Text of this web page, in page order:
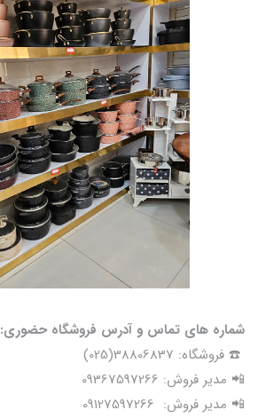
شماره های تماس و آدرس فروشگاه حضوری:
☎️ فروشگاه: 38806837(025)
📲 مدیر فروش: 09367597266
📲 مدیر فروش: 09127597266